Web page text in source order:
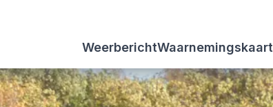
WeerberichtWaarnemingskaart